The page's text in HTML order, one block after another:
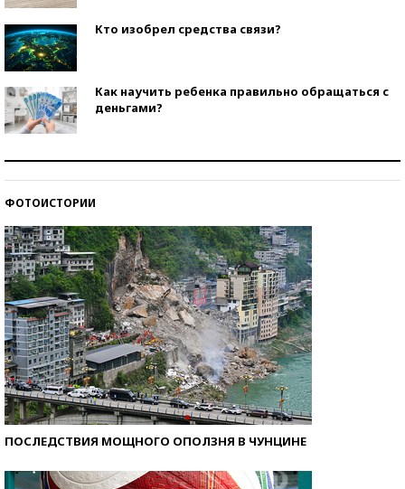
Кто изобрел средства связи?
Как научить ребенка правильно обращаться с
деньгами?
ФОТОИСТОРИИ
ПОСЛЕДСТВИЯ МОЩНОГО ОПОЛЗНЯ В ЧУНЦИНЕ